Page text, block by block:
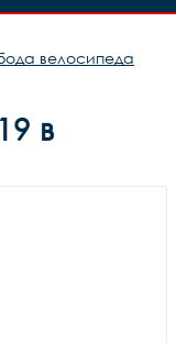
велосипеда
в